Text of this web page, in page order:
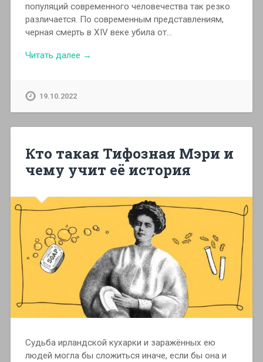
популяций современного человечества так резко
различается. По современным представлениям,
черная смерть в XIV веке убила от…
Читать далее →
19.10.2022
Кто такая Тифозная Мэри и
чему учит её история
Судьба ирландской кухарки и заражённых ею
людей могла бы сложиться иначе, если бы она и